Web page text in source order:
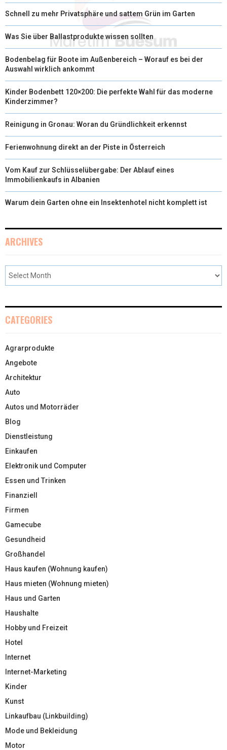
Schnell zu mehr Privatsphäre und sattem Grün im Garten
Was Sie über Ballastprodukte wissen sollten
Bodenbelag für Boote im Außenbereich – Worauf es bei der
Auswahl wirklich ankommt
Kinder Bodenbett 120×200: Die perfekte Wahl für das moderne
Kinderzimmer?
Reinigung in Gronau: Woran du Gründlichkeit erkennst
Ferienwohnung direkt an der Piste in Österreich
Vom Kauf zur Schlüsselübergabe: Der Ablauf eines
Immobilienkaufs in Albanien
Warum dein Garten ohne ein Insektenhotel nicht komplett ist
ARCHIVES
CATEGORIES
Agrarprodukte
Angebote
Architektur
Auto
Autos und Motorräder
Blog
Dienstleistung
Einkaufen
Elektronik und Computer
Essen und Trinken
Finanziell
Firmen
Gamecube
Gesundheid
Großhandel
Haus kaufen (Wohnung kaufen)
Haus mieten (Wohnung mieten)
Haus und Garten
Haushalte
Hobby und Freizeit
Hotel
Internet
Internet-Marketing
Kinder
Kunst
Linkaufbau (Linkbuilding)
Mode und Bekleidung
Motor